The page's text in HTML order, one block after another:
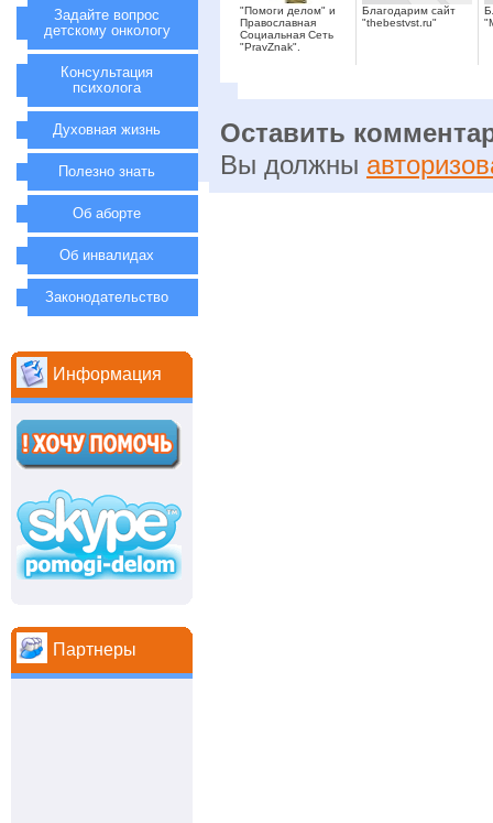
"Помоги делом" и
Православная
Социальная Сеть
"PravZnak".
Благодарим сайт
"thebestvst.ru"
Оставить
Вы должны
Задайте вопрос
детскому онкологу
Консультация
психолога
Духовная жизнь
Полезно знать
Об аборте
Об инвалидах
Законодательство
Информация
Партнеры